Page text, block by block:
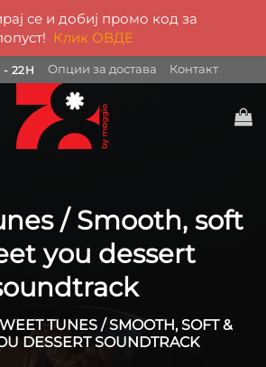
22H Опции за достава Контакт
/ Smooth, soft
you dessert
TUNES / SMOOTH, SOFT &
DESSERT SOUNDTRACK
се и добиј промо код за
Клик ОВДЕ